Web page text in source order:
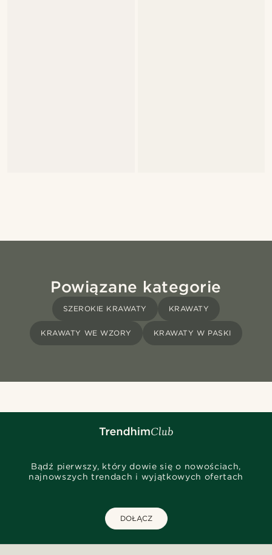
Powiązane kategorie
SZEROKIE KRAWATY KRAWATY
KRAWATY WE WZORY KRAWATY W PASKI
Bądź pierwszy, który dowie się o nowościach,
najnowszych trendach i wyjątkowych ofertach
DOŁĄCZ